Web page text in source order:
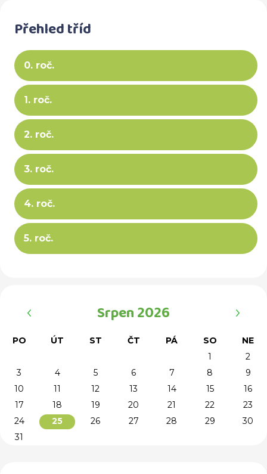
Přehled tříd
0. roč.
1. roč.
2. roč.
3. roč.
4. roč.
5. roč.
Srpen 2026
PO ÚT ST ČT PÁ SO
NE
1
2
3
4 5 6 7 8
9
10
11 12 13 14 15
16
17
18 19 20 21 22
23
24
25 26 27 28 29
30
31